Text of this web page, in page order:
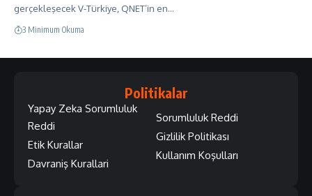
gerçekleşecek V-Türkiye, QNET’in en…
3 Minimum Okuma
Politikalar
Yapay Zeka Sorumluluk
Reddi
Etik Kurallar
Davraniş Kurallari
Sorumluluk Reddi
Gizlilik Politikası
Kullanım Koşulları